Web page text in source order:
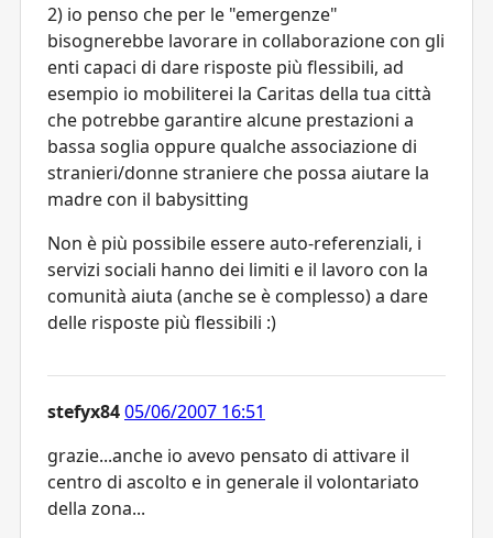
2) io penso che per le "emergenze"
bisognerebbe lavorare in collaborazione con gli
enti capaci di dare risposte più flessibili, ad
esempio io mobiliterei la Caritas della tua città
che potrebbe garantire alcune prestazioni a
bassa soglia oppure qualche associazione di
stranieri/donne straniere che possa aiutare la
madre con il babysitting
Non è più possibile essere auto-referenziali, i
servizi sociali hanno dei limiti e il lavoro con la
comunità aiuta (anche se è complesso) a dare
delle risposte più flessibili :)
stefyx8405/06/2007 16:51
grazie...anche io avevo pensato di attivare il
centro di ascolto e in generale il volontariato
della zona...